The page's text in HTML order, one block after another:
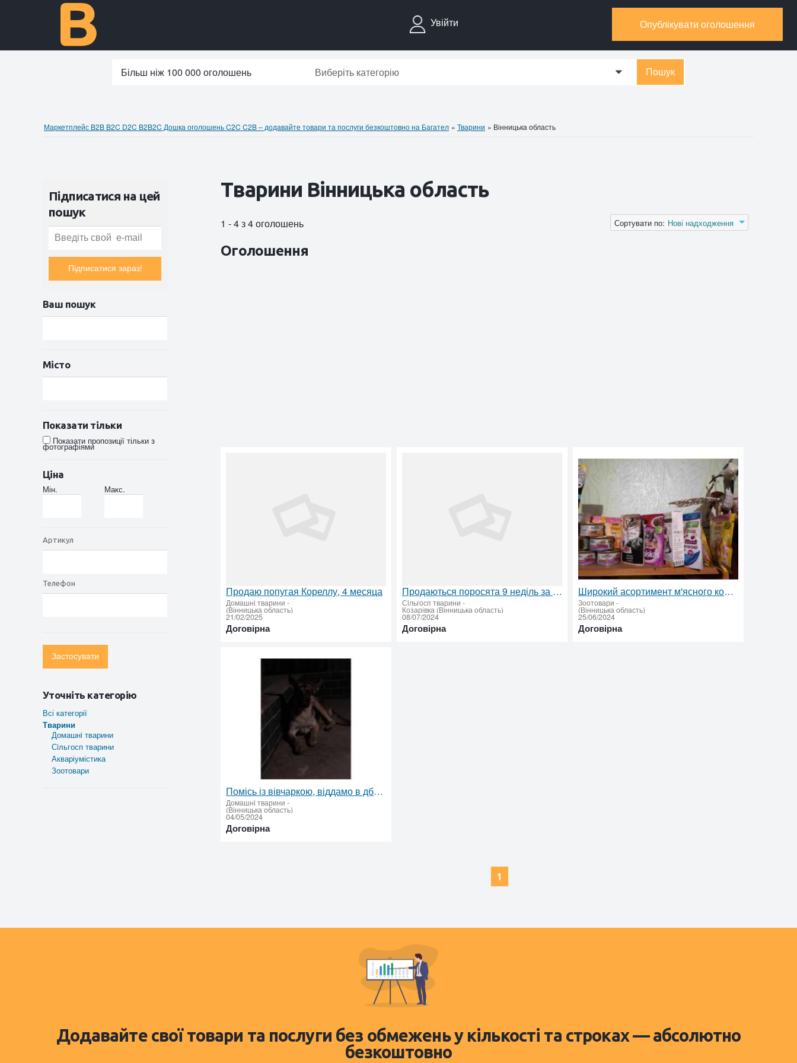
Увійти Опублікувати оголошення
Більш ніж 100 000 оголошень Виберіть категорію 0 Пошук
Маркетплейс B2B B2C D2C B2B2C Дошка оголошень C2C C2B – додавайте товари та послуги безкоштовно на Багател » Тварини » Вінницька область
Підписатися на цей
пошук
Підписатися зараз!
Ваш пошук
Місто
Показати тільки
Показати пропозиції тільки з
фотографіями
Ціна
Мін.
Макс.
Артикул
Телефон
Застосувати
Уточніть категорію
Всі категорії
Тварини
Домашнi тварини
Сiльгосп тварини
Акваріумістика
Зоотовари
Тварини Вінницька область
1 - 4 з 4 оголошень Сортувати по: Нові надходження
Оголошення
Продаю попугая Кореллу, 4 месяца
Домашнi тварини -
(Вінницька область)
21/02/2025
Договірна
Продаються поросята 9 неділь за детальнішою інформацією звертайтеся за номером телефону 0937126197
Сiльгосп тварини -
Козарівка (Вінницька область)
08/07/2024
Договірна
Широкий асортимент м'ясного корму для котів
Зоотовари -
(Вінницька область)
25/06/2024
Договірна
Помісь із вівчаркою, віддамо в дбайливі руки
Домашнi тварини -
(Вінницька область)
04/05/2024
Договірна
1
Додавайте свої товари та послуги без обмежень у кількості та строках — абсолютно
безкоштовно